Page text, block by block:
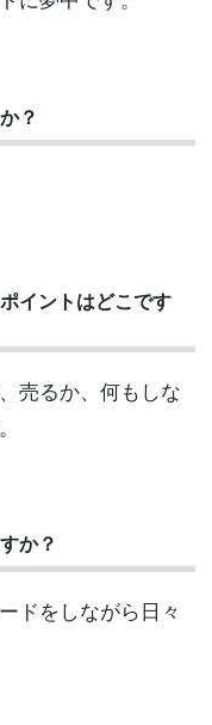
？
イントはどこです
売るか、何もしな
か？
ドをしながら日々